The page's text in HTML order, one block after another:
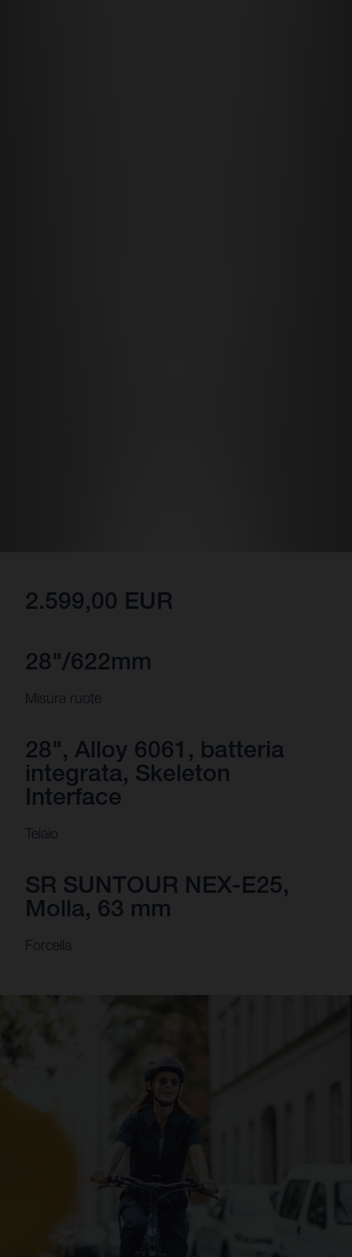
2.599,00 EUR
28"/622mm
Misura ruote
28", Alloy 6061, batteria
integrata, Skeleton
Interface
Telaio
SR SUNTOUR NEX-E25,
Molla, 63 mm
Forcella